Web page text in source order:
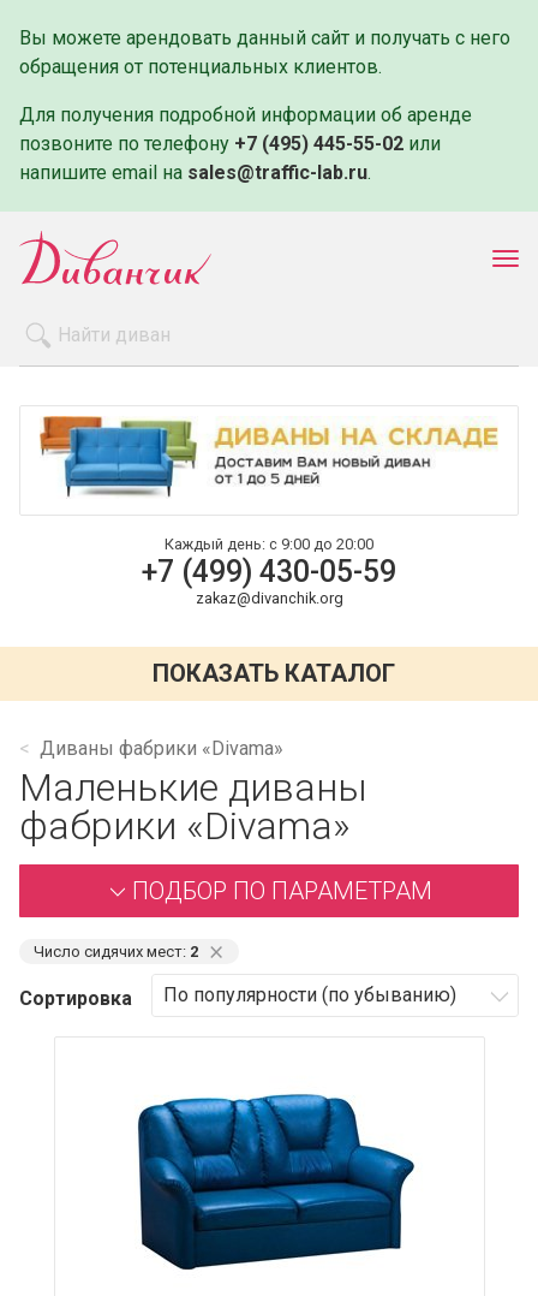
Вы можете арендовать данный сайт и получать с него
обращения от потенциальных клиентов.
Для получения подробной информации об аренде
позвоните по телефону +7 (495) 445-55-02 или
напишите email на sales@traffic-lab.ru.
Оплата и доставка
Контакты
Каждый день: с 9:00 до 20:00
+7 (499) 430-05-59
zakaz@divanchik.org
ПОКАЗАТЬ КАТАЛОГ
Диваны фабрики «Divama»
Маленькие диваны
фабрики «Divama»
ПОДБОР ПО ПАРАМЕТРАМ
Число сидячих мест: 2 ⨯
Сортировка